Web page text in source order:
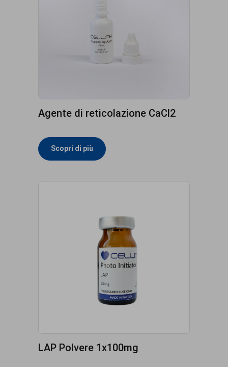
Agente di reticolazione CaCl2
Scopri di più
LAP Polvere 1x100mg